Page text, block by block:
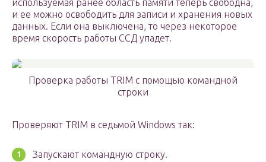
используемая ранее область памяти теперь свободна,
и ее можно освободить для записи и хранения новых
данных. Если она выключена, то через некоторое
время скорость работы ССД упадет.
Проверка работы TRIM с помощью командной
строки
Проверяют TRIM в седьмой Windows так:
Запускают командную строку.